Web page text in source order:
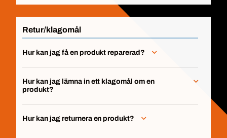
Retur/klagomål
Hur kan jag få en produkt reparerad?
Hur kan jag lämna in ett klagomål om en
produkt?
Hur kan jag returnera en produkt?